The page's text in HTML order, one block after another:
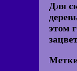
Для
этом